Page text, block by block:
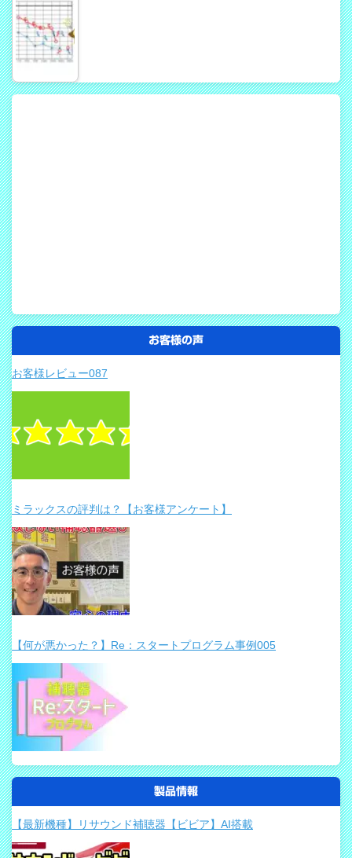
お客様の声
お客様レビュー087
ミラックスの評判は？【お客様アンケート】
【何が悪かった？】Re：スタートプログラム事例005
製品情報
【最新機種】リサウンド補聴器【ビビア】AI搭載